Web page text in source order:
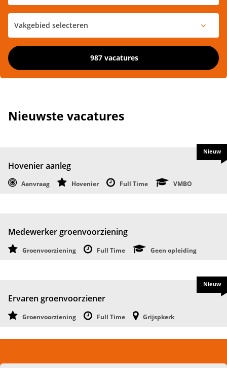
987 vacatures
Nieuwste vacatures
Hovenier aanleg
Aanvraag Hovenier Full Time VMBO
Nieuw
Medewerker groenvoorziening
Groenvoorziening Full Time Geen opleiding
Ervaren groenvoorziener
Groenvoorziening Full Time Grijspkerk
Nieuw